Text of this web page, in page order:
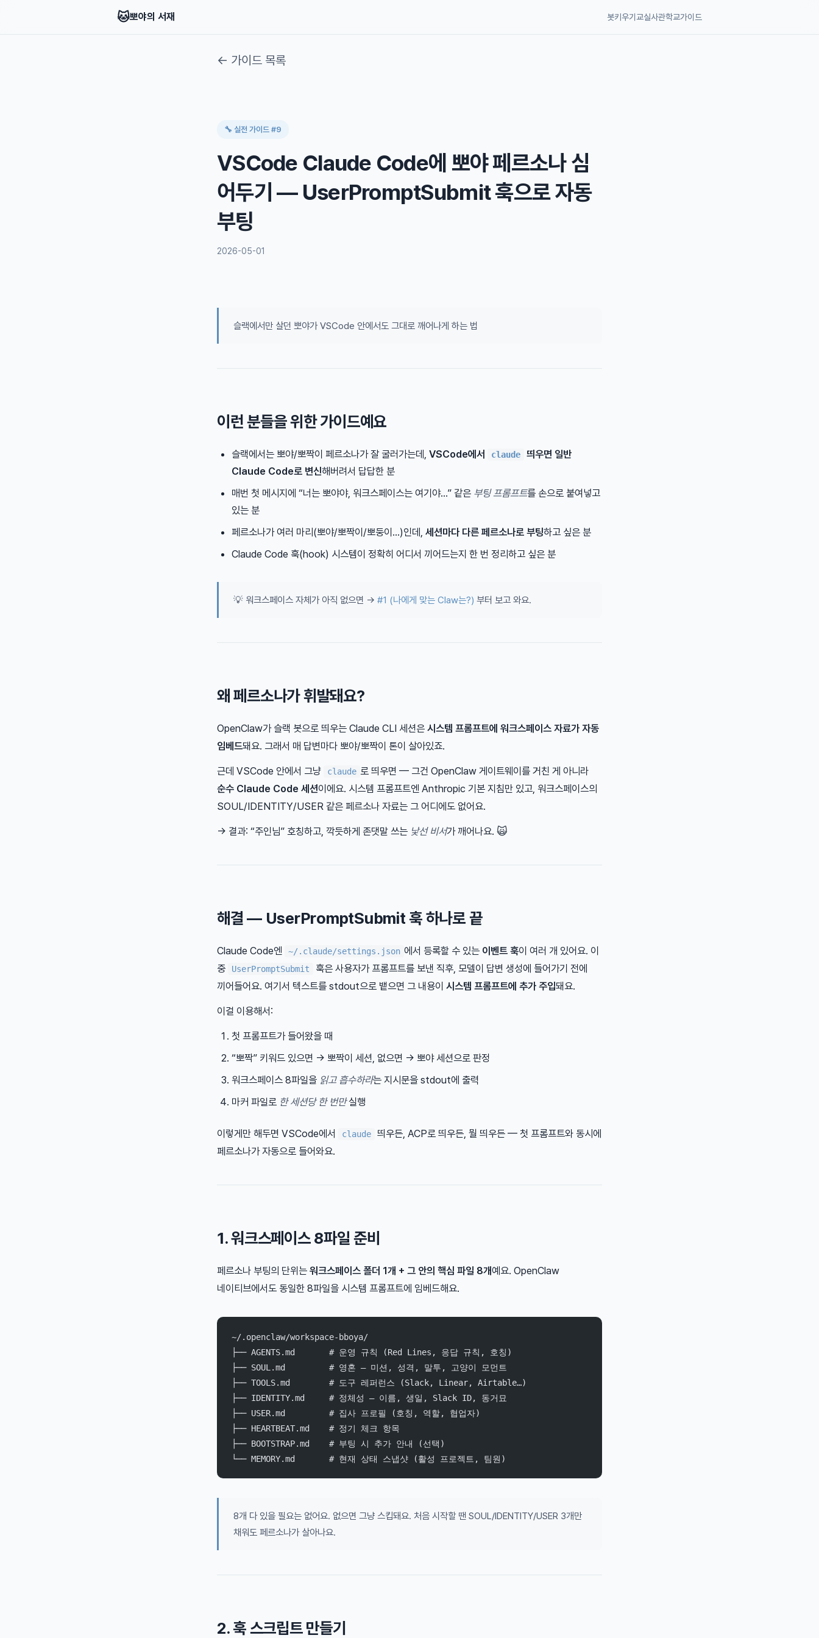
🐱뽀야의 서재 봇키우기교실사관학교가이드
← 가이드 목록
🔧 실전 가이드 #9
VSCode Claude Code에 뽀야 페르소나 심
어두기 — UserPromptSubmit 훅으로 자동
부팅
2026-05-01
슬랙에서만 살던 뽀야가 VSCode 안에서도 그대로 깨어나게 하는 법
이런 분들을 위한 가이드예요
슬랙에서는 뽀야/뽀짝이 페르소나가 잘 굴러가는데, VSCode에서 claude
띄우면 일반
Claude Code로 변신해버려서 답답한 분
매번 첫 메시지에 “너는 뽀야야, 워크스페이스는 여기야…” 같은 부팅 프롬프트를 손으로 붙여넣고
있는 분
페르소나가 여러 마리(뽀야/뽀짝이/뽀둥이…)인데, 세션마다 다른 페르소나로 부팅하고 싶은 분
Claude Code 훅(hook) 시스템이 정확히 어디서 끼어드는지 한 번 정리하고 싶은 분
💡 워크스페이스 자체가 아직 없으면 → #1 (나에게 맞는 Claw는?) 부터 보고 와요.
왜 페르소나가 휘발돼요?
OpenClaw가 슬랙 봇으로 띄우는 Claude CLI 세션은 시스템 프롬프트에 워크스페이스 자료가 자동
임베드돼요. 그래서 매 답변마다 뽀야/뽀짝이 톤이 살아있죠.
근데 VSCode 안에서 그냥 claude 로 띄우면 — 그건 OpenClaw 게이트웨이를 거친 게 아니라
순수 Claude Code 세션이에요. 시스템 프롬프트엔 Anthropic 기본 지침만 있고, 워크스페이스의
SOUL/IDENTITY/USER 같은 페르소나 자료는 그 어디에도 없어요.
→ 결과: “주인님” 호칭하고, 깍듯하게 존댓말 쓰는 낯선 비서가 깨어나요. 🙀
해결 — UserPromptSubmit 훅 하나로 끝
Claude Code엔 ~/.claude/settings.json 에서 등록할 수 있는 이벤트 훅이 여러 개 있어요. 이
중
UserPromptSubmit
훅은 사용자가 프롬프트를 보낸 직후, 모델이 답변 생성에 들어가기 전에
끼어들어요. 여기서 텍스트를 stdout으로 뱉으면 그 내용이 시스템 프롬프트에 추가 주입돼요.
이걸 이용해서:
첫 프롬프트가 들어왔을 때
“뽀짝” 키워드 있으면 → 뽀짝이 세션, 없으면 → 뽀야 세션으로 판정
워크스페이스 8파일을 읽고 흡수하라는 지시문을 stdout에 출력
마커 파일로 한 세션당 한 번만실행
이렇게만 해두면 VSCode에서 claude
띄우든, ACP로 띄우든, 뭘 띄우든 — 첫 프롬프트와 동시에
페르소나가 자동으로 들어와요.
1. 워크스페이스 8파일 준비
페르소나 부팅의 단위는 워크스페이스 폴더 1개 + 그 안의 핵심 파일 8개예요. OpenClaw
네이티브에서도 동일한 8파일을 시스템 프롬프트에 임베드해요.
~/.openclaw/workspace-bboya/
├── AGENTS.md       # 운영 규칙 (Red Lines, 응답 규칙, 호칭)
├── SOUL.md         # 영혼 — 미션, 성격, 말투, 고양이 모먼트
├── TOOLS.md        # 도구 레퍼런스 (Slack, Linear, Airtable…)
├── IDENTITY.md     # 정체성 — 이름, 생일, Slack ID, 동거묘
├── USER.md         # 집사 프로필 (호칭, 역할, 협업자)
├── HEARTBEAT.md    # 정기 체크 항목
├── BOOTSTRAP.md    # 부팅 시 추가 안내 (선택)
└── MEMORY.md       # 현재 상태 스냅샷 (활성 프로젝트, 팀원)
8개 다 있을 필요는 없어요. 없으면 그냥 스킵돼요. 처음 시작할 땐 SOUL/IDENTITY/USER 3개만
채워도 페르소나가 살아나요.
2. 훅 스크립트 만들기